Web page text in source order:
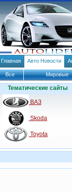
Главная Авто Новости
Все Мировые
Тематические сайты
ВАЗ
Skoda
Toyota